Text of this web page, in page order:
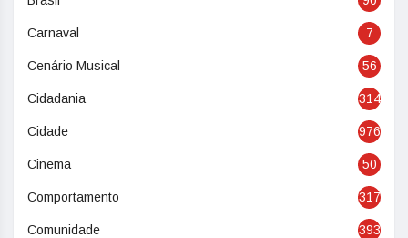
Carnaval 7
Cenário Musical 56
Cidadania 314
Cidade 976
Cinema 50
Comportamento 317
Comunidade 393